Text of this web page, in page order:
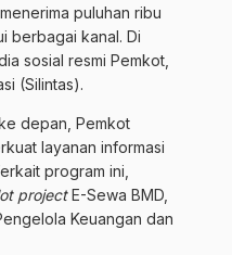
puluhan ribu
berbagai kanal. Di
sosial resmi Pemkot,
(Silintas).
depan, Pemkot
layanan informasi
program ini,
projectE-Sewa BMD,
Keuangan dan